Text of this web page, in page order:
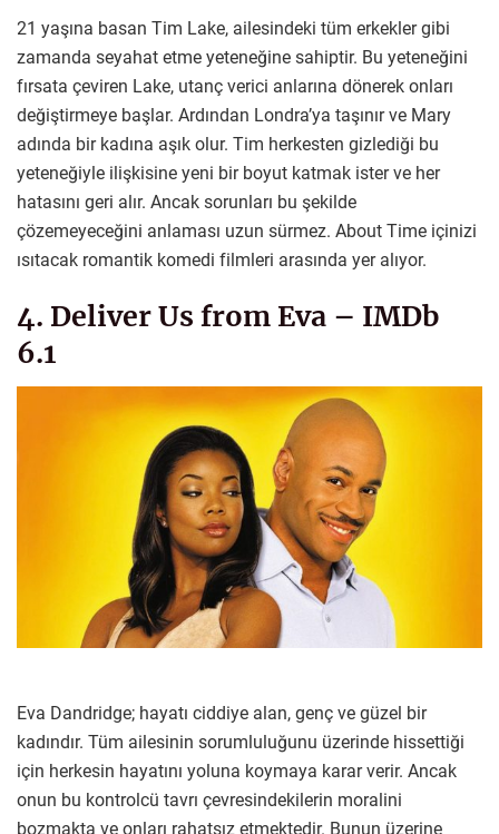
21 yaşına basan Tim Lake, ailesindeki tüm erkekler gibi
zamanda seyahat etme yeteneğine sahiptir. Bu yeteneğini
fırsata çeviren Lake, utanç verici anlarına dönerek onları
değiştirmeye başlar. Ardından Londra’ya taşınır ve Mary
adında bir kadına aşık olur. Tim herkesten gizlediği bu
yeteneğiyle ilişkisine yeni bir boyut katmak ister ve her
hatasını geri alır. Ancak sorunları bu şekilde
çözemeyeceğini anlaması uzun sürmez. About Time içinizi
ısıtacak romantik komedi filmleri arasında yer alıyor.
4. Deliver Us from Eva – IMDb
6.1
Eva Dandridge; hayatı ciddiye alan, genç ve güzel bir
kadındır. Tüm ailesinin sorumluluğunu üzerinde hissettiği
için herkesin hayatını yoluna koymaya karar verir. Ancak
onun bu kontrolcü tavrı çevresindekilerin moralini
bozmakta ve onları rahatsız etmektedir. Bunun üzerine